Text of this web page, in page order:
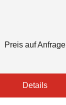
Preis auf Anfrage
Details